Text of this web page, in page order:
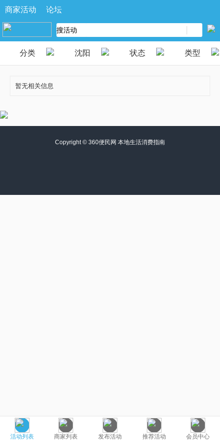
商家活动 论坛
分类 沈阳 状态 类型
暂无相关信息
活动列表 商家列表 发布活动 推荐活动 会员中心
Copyright © 360便民网 本地生活消费指南